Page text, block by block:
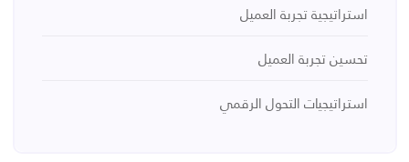
استراتيجية تجربة العميل
تحسين تجربة العميل
استراتيجيات التحول الرقمي